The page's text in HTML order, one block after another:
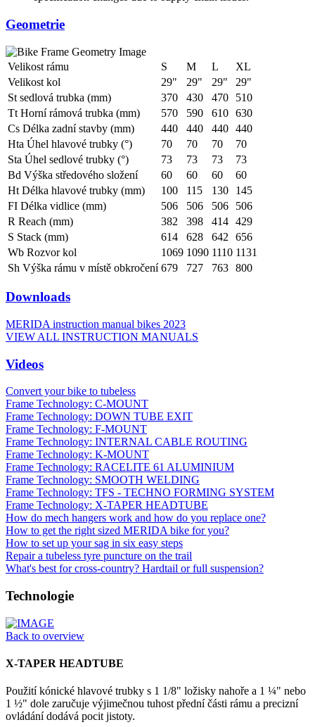
Geometrie
Velikost rámu S M L
XL
Velikost kol
29" 29" 29"
29"
St sedlová trubka (mm)
370 430 470
510
Tt Horní rámová trubka (mm)
570 590 610 630
Cs Délka zadní stavby (mm)
440 440 440 440
Hta Úhel hlavové trubky (°)
70 70 70
70
Sta Úhel sedlové trubky (°)
73 73 73
73
Bd Výška středového složení
60 60 60
60
Ht Délka hlavové trubky (mm)
100 115 130
145
FI Délka vidlice (mm)
506 506 506
506
R Reach (mm)
382 398 414 429
S Stack (mm)
614 628 642
656
Wb Rozvor kol
1069 1090 1110 1131
Sh Výška rámu v místě obkročení 679 727 763 800
Downloads
MERIDA instruction manual bikes 2023
VIEW ALL INSTRUCTION MANUALS
Videos
Convert your bike to tubeless
Frame Technology: C-MOUNT
Frame Technology: DOWN TUBE EXIT
Frame Technology: F-MOUNT
Frame Technology: INTERNAL CABLE ROUTING
Frame Technology: K-MOUNT
Frame Technology: RACELITE 61 ALUMINIUM
Frame Technology: SMOOTH WELDING
Frame Technology: TFS - TECHNO FORMING SYSTEM
Frame Technology: X-TAPER HEADTUBE
How do mech hangers work and how do you replace one?
How to get the right sized MERIDA bike for you?
How to set up your sag in six easy steps
Repair a tubeless tyre puncture on the trail
What's best for cross-country? Hardtail or full suspension?
Technologie
Back to overview
X-TAPER HEADTUBE
Použití kónické hlavové trubky s 1 1/8" ložisky nahoře a 1 ¼" nebo
1 ½" dole zaručuje výjimečnou tuhost přední části rámu a precizní
ovládání dodává pocit jistoty.